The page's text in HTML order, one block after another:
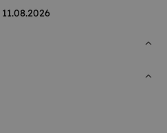
11.08.2026